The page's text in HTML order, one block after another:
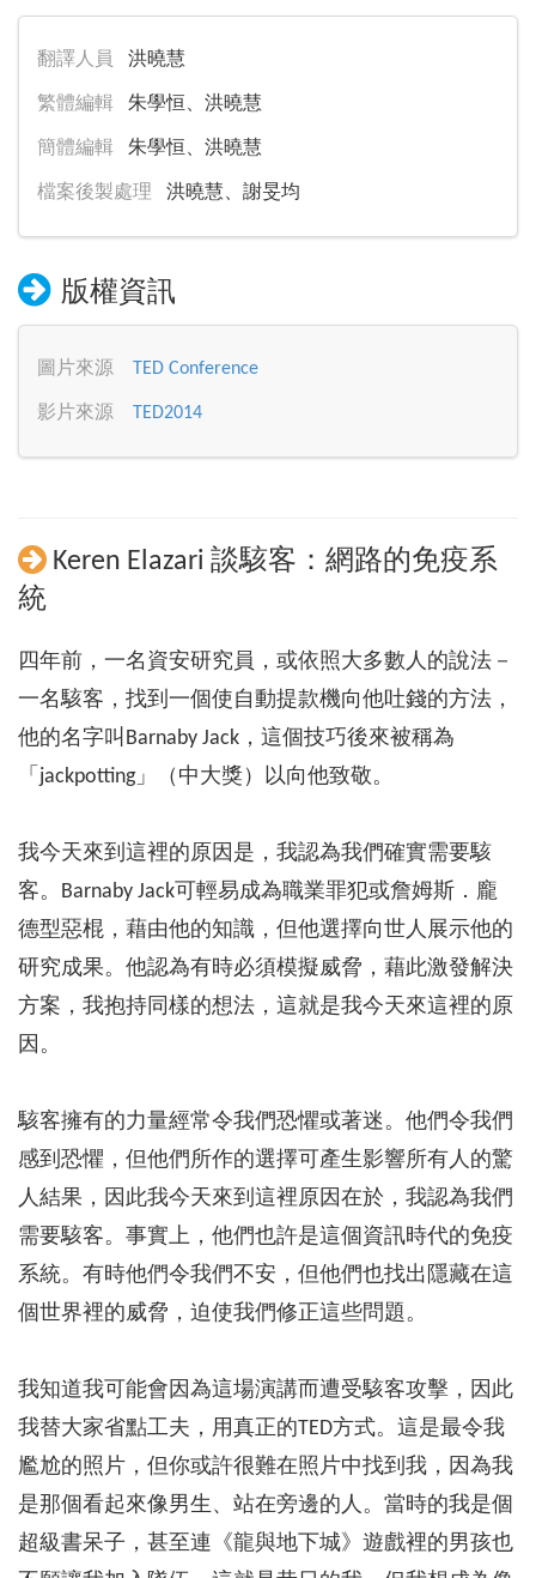
翻譯人員 洪曉慧
繁體編輯 朱學恒、洪曉慧
簡體編輯 朱學恒、洪曉慧
檔案後製處理 洪曉慧、謝旻均
版權資訊
圖片來源 TED Conference
影片來源 TED2014
Keren Elazari 談駭客：網路的免疫系
統
四年前，一名資安研究員，或依照大多數人的說法－
一名駭客，找到一個使自動提款機向他吐錢的方法，
他的名字叫Barnaby Jack，這個技巧後來被稱為
「jackpotting」（中大獎）以向他致敬。
我今天來到這裡的原因是，我認為我們確實需要駭
客。Barnaby Jack可輕易成為職業罪犯或詹姆斯．龐
德型惡棍，藉由他的知識，但他選擇向世人展示他的
研究成果。他認為有時必須模擬威脅，藉此激發解決
方案，我抱持同樣的想法，這就是我今天來這裡的原
因。
駭客擁有的力量經常令我們恐懼或著迷。他們令我們
感到恐懼，但他們所作的選擇可產生影響所有人的驚
人結果，因此我今天來到這裡原因在於，我認為我們
需要駭客。事實上，他們也許是這個資訊時代的免疫
系統。有時他們令我們不安，但他們也找出隱藏在這
個世界裡的威脅，迫使我們修正這些問題。
我知道我可能會因為這場演講而遭受駭客攻擊，因此
我替大家省點工夫，用真正的TED方式。這是最令我
尷尬的照片，但你或許很難在照片中找到我，因為我
是那個看起來像男生、站在旁邊的人。當時的我是個
超級書呆子，甚至連《龍與地下城》遊戲裡的男孩也